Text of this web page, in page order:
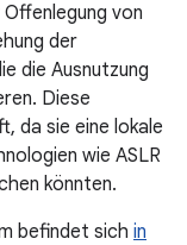
von
der
die Ausnutzung
Diese
da sie eine lokale
wie ASLR
könnten.
befindet sich in